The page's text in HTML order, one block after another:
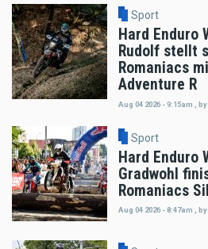
Sport
Hard Enduro
Rudolf stellt
Romaniacs
Adventure R
Aug 04 2026 - 9:15am by
Sport
Hard Enduro
Gradwohl
Romaniacs
Aug 04 2026 - 8:47am , by